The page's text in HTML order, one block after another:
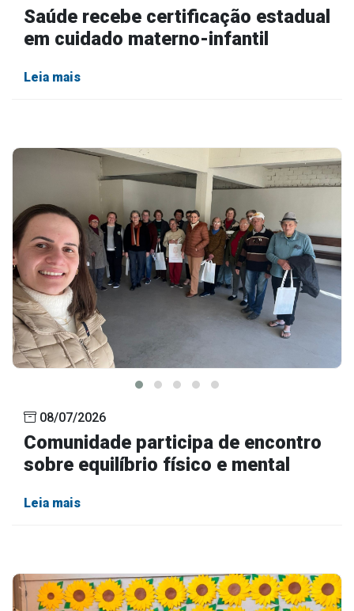
Saúde recebe certificação estadual
em cuidado materno-infantil
Leia mais
08/07/2026
Comunidade participa de encontro
sobre equilíbrio físico e mental
Leia mais